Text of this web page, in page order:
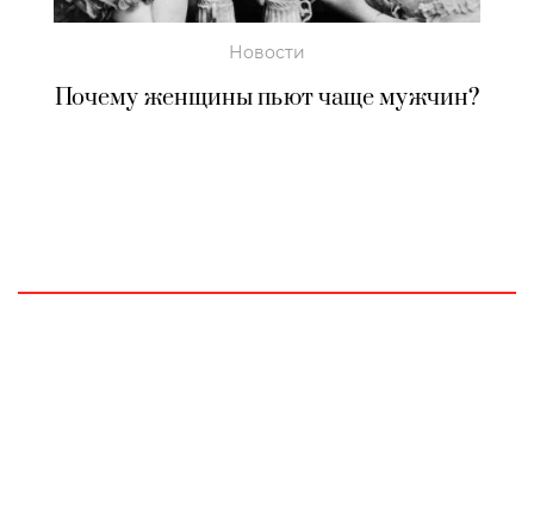
Новости
Почему женщины пьют чаще мужчин?